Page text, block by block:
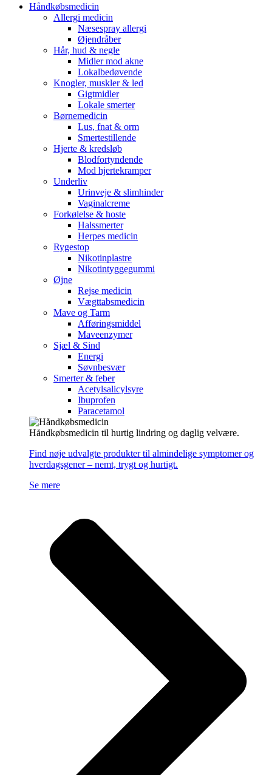
Håndkøbsmedicin
Allergi medicin
Næsespray allergi
Øjendråber
Hår, hud & negle
Midler mod akne
Lokalbedøvende
Knogler, muskler & led
Gigtmidler
Lokale smerter
Børnemedicin
Lus, fnat & orm
Smertestillende
Hjerte & kredsløb
Blodfortyndende
Mod hjertekramper
Underliv
Urinveje & slimhinder
Vaginalcreme
Forkølelse & hoste
Halssmerter
Herpes medicin
Rygestop
Nikotinplastre
Nikotintyggegummi
Øjne
Rejse medicin
Vægttabsmedicin
Mave og Tarm
Afføringsmiddel
Maveenzymer
Sjæl & Sind
Energi
Søvnbesvær
Smerter & feber
Acetylsalicylsyre
Ibuprofen
Paracetamol
Håndkøbsmedicin til hurtig lindring og daglig velvære.
Find nøje udvalgte produkter til almindelige symptomer og
hverdagsgener – nemt, trygt og hurtigt.
Se mere